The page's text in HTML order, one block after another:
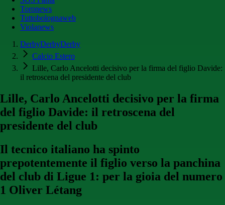
Toronews
Tuttobolognaweb
Violanews
DerbyDerbyDerby
Calcio Estero
Lille, Carlo Ancelotti decisivo per la firma del figlio Davide:
il retroscena del presidente del club
Lille, Carlo Ancelotti decisivo per la firma
del figlio Davide: il retroscena del
presidente del club
Il tecnico italiano ha spinto
prepotentemente il figlio verso la panchina
del club di Ligue 1: per la gioia del numero
1 Oliver Létang